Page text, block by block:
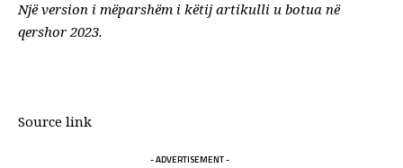
Një version i mëparshëm i këtij artikulli u botua në
qershor 2023.
Source link
- ADVERTISEMENT -